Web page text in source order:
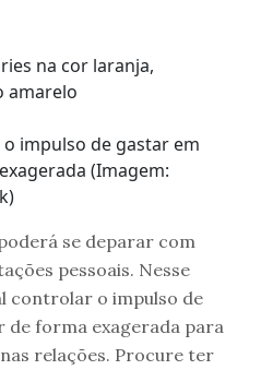
impulso de gastar em
(Imagem:
se deparar com
pessoais. Nesse
controlar o impulso de
de forma exagerada para
relações. Procure ter